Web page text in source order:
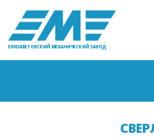
ЕЛИЗАВЕТОВСКИЙ МЕХАНИЧЕСКИЙ ЗАВОД